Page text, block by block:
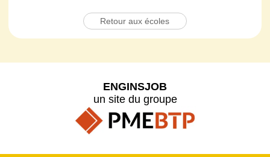
Retour aux écoles
ENGINSJOB
un site du groupe